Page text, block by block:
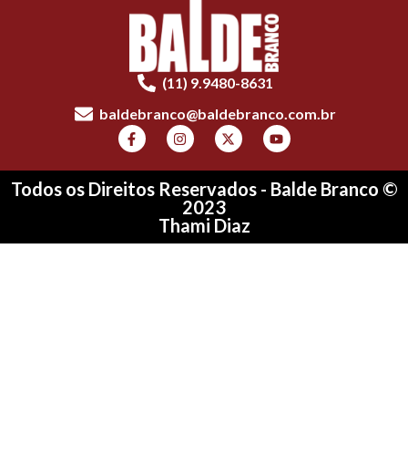
(11) 9.9480-8631
baldebranco@baldebranco.com.br
Todos os Direitos Reservados - Balde Branco ©
2023
Thami Diaz